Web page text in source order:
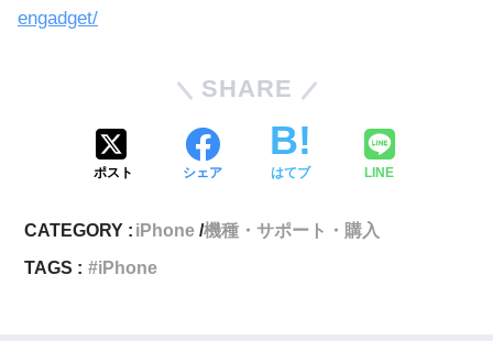
engadget/
SHARE
ポスト シェア はてブ LINE
CATEGORY : iPhone 機種・サポート・購入
TAGS :
iPhone